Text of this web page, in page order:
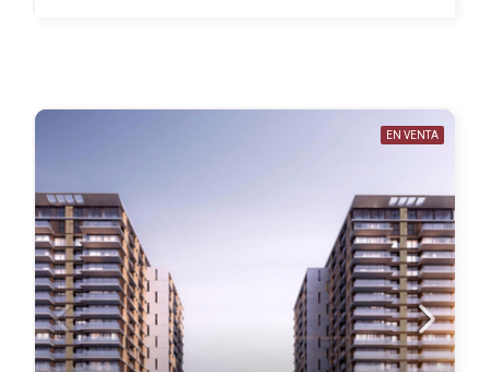
EN VENTA